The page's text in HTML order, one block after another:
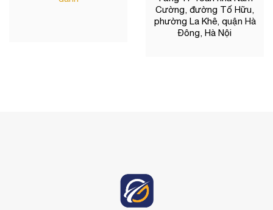
Cường, đường Tố Hữu,
phường La Khê, quận Hà
Đông, Hà Nội